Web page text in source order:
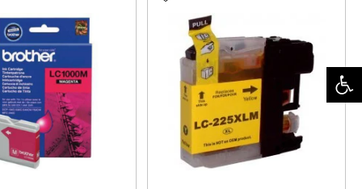
פתח סרגל נגישות